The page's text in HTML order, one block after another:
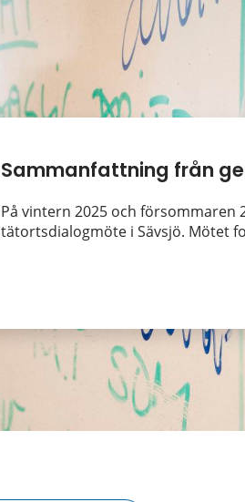
Sammanfattning från
På vintern 2025 och försommaren
tätortsdialogmöte i Sävsjö. Mötet